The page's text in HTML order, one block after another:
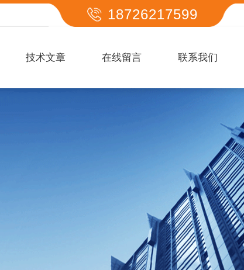
18726217599
技术文章 在线留言 联系我们